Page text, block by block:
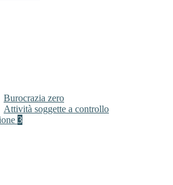
Burocrazia zero
Attività soggette a controllo
3